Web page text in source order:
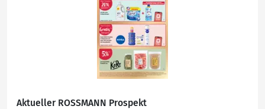
Aktueller ROSSMANN Prospekt